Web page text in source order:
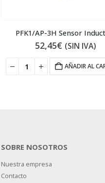
PFK1/AP-3H Sensor
52,45€ (SIN IVA)
AÑADIR AL
SOBRE NOSOTROS
Nuestra empresa
Contacto